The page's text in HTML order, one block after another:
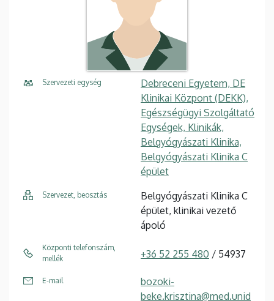
Szervezeti egység
Debreceni Egyetem, DE
Klinikai Központ (DEKK),
Egészségügyi Szolgáltató
Egységek, Klinikák,
Belgyógyászati Klinika,
Belgyógyászati Klinika C
épület
Szervezet, beosztás
Belgyógyászati Klinika C
épület, klinikai vezető
ápoló
Központi telefonszám,
mellék
+36 52 255 480 / 54937
E-mail
bozoki-
beke.krisztina@med.unid